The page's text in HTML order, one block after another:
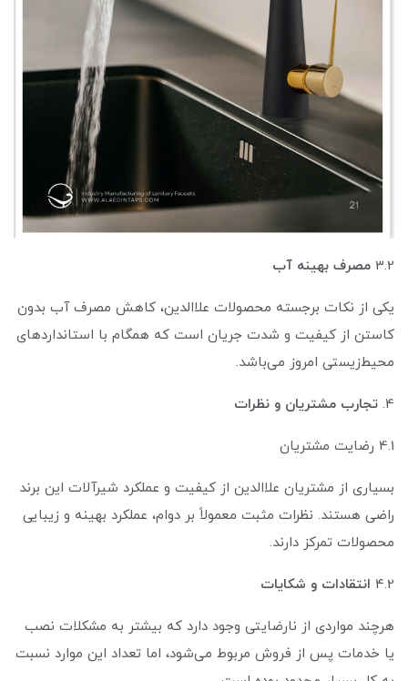
3.2 مصرف بهینه آب
یکی از نکات برجسته محصولات علاالدین، کاهش مصرف آب بدون
کاستن از کیفیت و شدت جریان است که همگام با استانداردهای
محیط‌زیستی امروز می‌باشد.
4. تجارب مشتریان و نظرات
4.1 رضایت مشتریان
بسیاری از مشتریان علاالدین از کیفیت و عملکرد شیرآلات این برند
راضی هستند. نظرات مثبت معمولاً بر دوام، عملکرد بهینه و زیبایی
محصولات تمرکز دارند.
4.2 انتقادات و شکایات
هرچند مواردی از نارضایتی وجود دارد که بیشتر به مشکلات نصب
یا خدمات پس از فروش مربوط می‌شود، اما تعداد این موارد نسبت